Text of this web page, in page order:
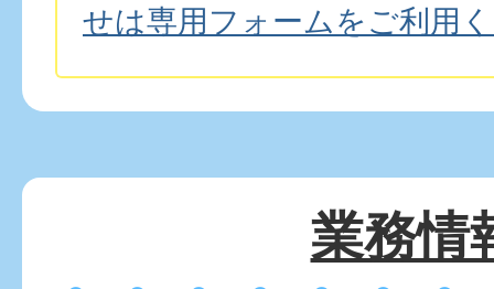
せは専用フォームをご利用
業務情